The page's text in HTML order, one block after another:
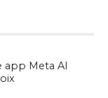
app Meta AI